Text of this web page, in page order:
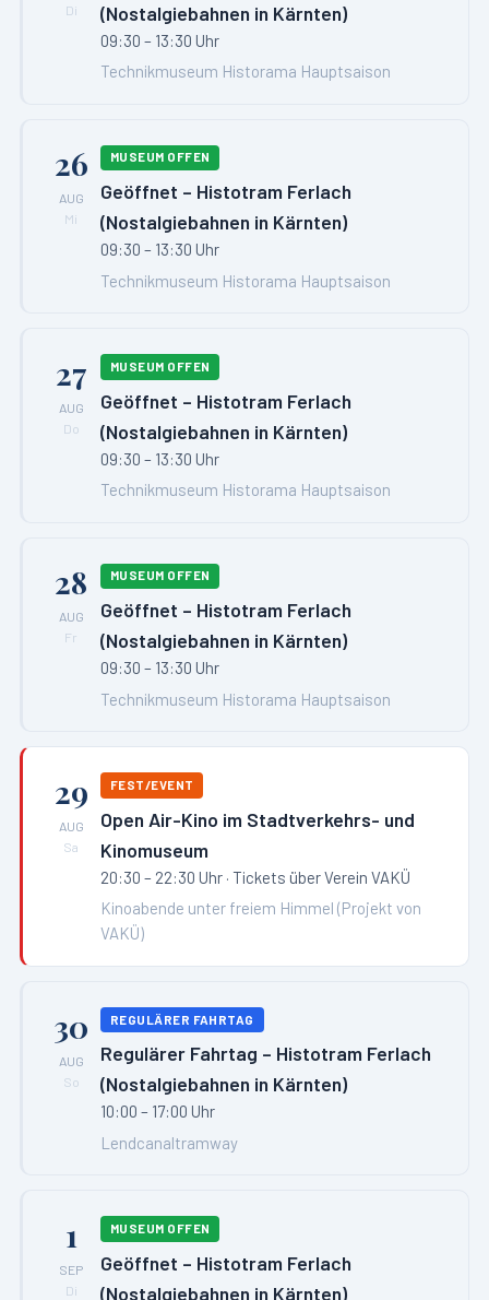
Di (Nostalgiebahnen in Kärnten)
09:30 – 13:30 Uhr
Technikmuseum Historama Hauptsaison
26
AUG
Mi
MUSEUM OFFEN
Geöffnet – Histotram Ferlach
(Nostalgiebahnen in Kärnten)
09:30 – 13:30 Uhr
Technikmuseum Historama Hauptsaison
27
AUG
Do
MUSEUM OFFEN
Geöffnet – Histotram Ferlach
(Nostalgiebahnen in Kärnten)
09:30 – 13:30 Uhr
Technikmuseum Historama Hauptsaison
28
AUG
Fr
MUSEUM OFFEN
Geöffnet – Histotram Ferlach
(Nostalgiebahnen in Kärnten)
09:30 – 13:30 Uhr
Technikmuseum Historama Hauptsaison
29
AUG
Sa
FEST/EVENT
Open Air-Kino im Stadtverkehrs- und
Kinomuseum
20:30 – 22:30 Uhr · Tickets über Verein VAKÜ
Kinoabende unter freiem Himmel (Projekt von
VAKÜ)
30
AUG
So
REGULÄRER FAHRTAG
Regulärer Fahrtag – Histotram Ferlach
(Nostalgiebahnen in Kärnten)
10:00 – 17:00 Uhr
Lendcanaltramway
1
SEP
Di
MUSEUM OFFEN
Geöffnet – Histotram Ferlach
(Nostalgiebahnen in Kärnten)